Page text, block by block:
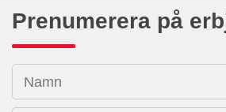
Prenumerera på
Namn